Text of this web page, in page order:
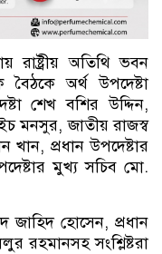
রাষ্ট্রীয় অতিথি ভবন
অর্থ উপদেষ্টা
শেখ বশির উদ্দিন,
মনসুর, জাতীয় রাজস্ব
প্রধান উপদেষ্টার
মুখ্য সচিব মো.
জাহিদ হোসেন, প্রধান
রহমানসহ সংশ্লিষ্টরা